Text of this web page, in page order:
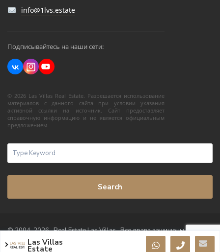
info@1lvs.estate
Подписывайтесь на наши сети:
© 2026 Las Villas Real Estate. Разрешается использование
материалов с данного сайта при условии указания
активной ссылки на источник. Сайт предоставляет
справочную информацию и не является официальным
предложением.
Search
© 2004-2026 · Real Estate Las Villas · Все права защищены
Условия использования
Политика конфиденциальности
Las Villas
Estate